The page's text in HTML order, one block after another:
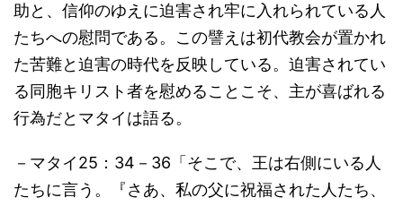
助と、信仰のゆえに迫害され牢に入れられている人
たちへの慰問である。この譬えは初代教会が置かれ
た苦難と迫害の時代を反映している。迫害されてい
る同胞キリスト者を慰めることこそ、主が喜ばれる
行為だとマタイは語る。
－マタイ25：34－36「そこで、王は右側にいる人
たちに言う。『さあ、私の父に祝福された人たち、